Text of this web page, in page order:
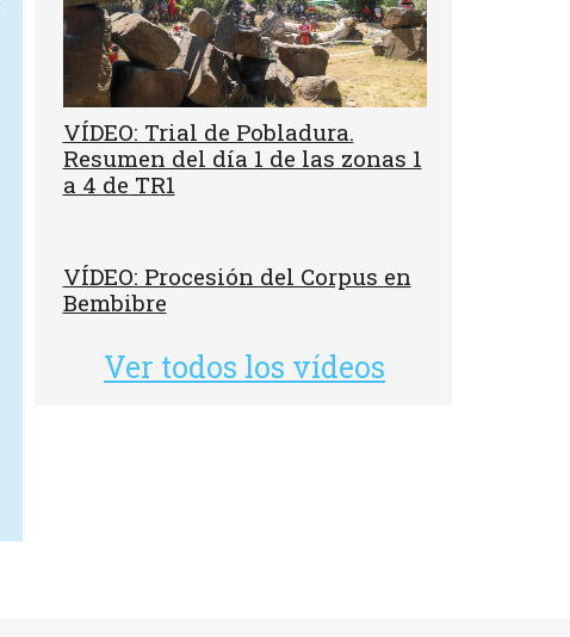
VÍDEO: Trial de Pobladura.
Resumen del día 1 de las zonas 1
a 4 de TR1
VÍDEO: Procesión del Corpus en
Bembibre
Ver todos los vídeos